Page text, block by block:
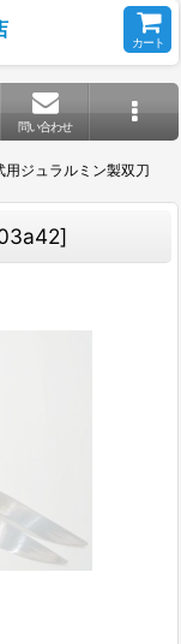
カート
問い合わせ
用ジュラルミン製双刀
]